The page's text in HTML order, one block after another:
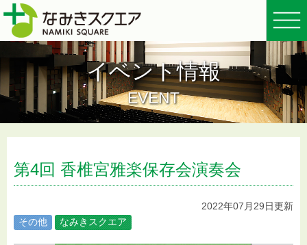
イベント情報
EVENT
第4回 香椎宮雅楽保存会演奏会
2022年07月29日更新
その他
なみきスクエア